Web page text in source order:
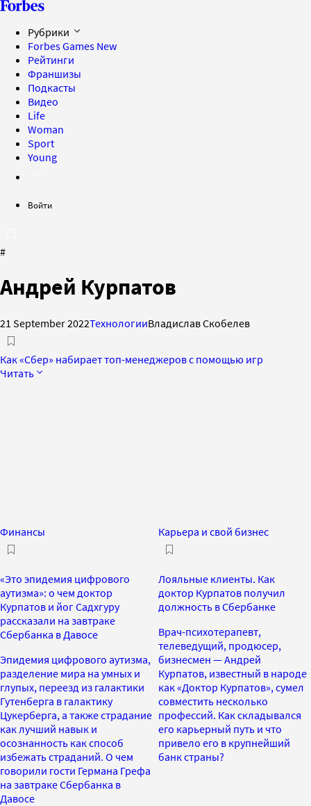
Рубрики
Forbes Games New
Рейтинги
Франшизы
Подкасты
Видео
Life
Woman
Sport
Young
Войти
#
Андрей Курпатов
21 September 2022ТехнологииВладислав Скобелев
Как «Сбер» набирает топ-менеджеров с помощью игр
Читать
Финансы
«Это эпидемия цифрового
аутизма»: о чем доктор
Курпатов и йог Садхгуру
рассказали на завтраке
Сбербанка в Давосе
Эпидемия цифрового аутизма,
разделение мира на умных и
глупых, переезд из галактики
Гутенберга в галактику
Цукерберга, а также страдание
как лучший навык и
осознанность как способ
избежать страданий. О чем
говорили гости Германа Грефа
на завтраке Сбербанка в
Давосе
Карьера и свой бизнес
Лояльные клиенты. Как
доктор Курпатов получил
должность в Сбербанке
Врач-психотерапевт,
телеведущий, продюсер,
бизнесмен — Андрей
Курпатов, известный в народе
как «Доктор Курпатов», сумел
совместить несколько
профессий. Как складывался
его карьерный путь и что
привело его в крупнейший
банк страны?